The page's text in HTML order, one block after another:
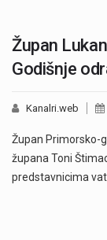
Župan
Godišnje
Kanalri.web
Župan Primorsko-
župana Toni
predstavnicima